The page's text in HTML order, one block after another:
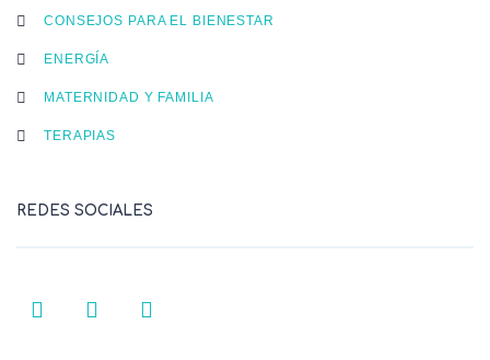
CONSEJOS PARA EL BIENESTAR
ENERGÍA
MATERNIDAD Y FAMILIA
TERAPIAS
REDES SOCIALES